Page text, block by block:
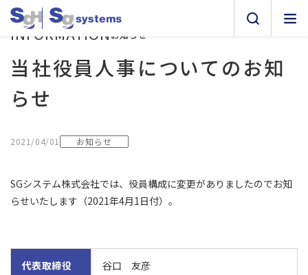
INFORMATION お知らせ
当社役員人事についてのお知
らせ
2021/04/01 お知らせ
SGシステム株式会社では、役員構成に変更がありましたのでお知
らせいたします（2021年4月1日付）。
代表取締役
谷口 友彦